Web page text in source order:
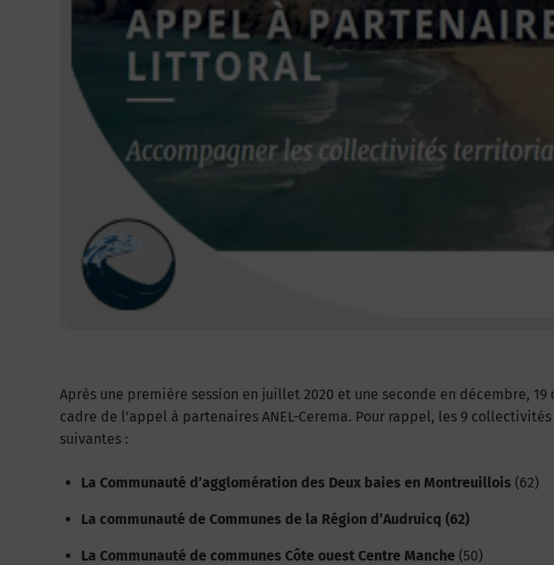
Après une première session en juillet 2020 et une seconde en décembre,
cadre de l’appel à partenaires ANEL-Cerema. Pour rappel, les 9
suivantes :
La Communauté d’agglomération des Deux baies en Montreuillois (62)
La communauté de Communes de la Région d’Audruicq (62)
La Communauté de communes Côte ouest Centre Manche (50)